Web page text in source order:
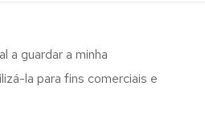
a guardar a minha
la para fins comerciais e